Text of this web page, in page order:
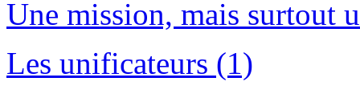
Une mission, mais surtout
Les unificateurs (1)